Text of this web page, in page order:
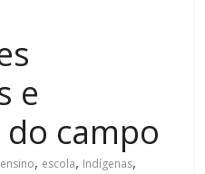
e
campo
ensino, escola, Indígenas,